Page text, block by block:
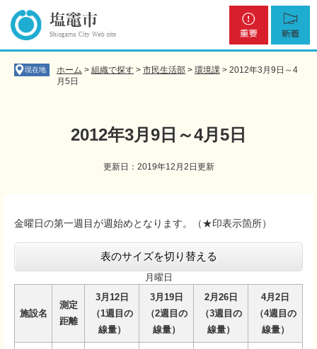
の
ー
現在地 ホーム > 組織で探す > 市民生活部 > 環境課 > 2012年3月9日～4
月5日
2012年3月9日～4月5日
更新日：2019年12月2日更新
金曜日の第一週目が週始めとなります。（★印表示箇所）
表のサイズを切り替える
月曜日
施設名
測定
距離
3月12日
（1週目の
線量）
3月19日
（2週目の
線量）
2月26日
（3週目の
線量）
4月2日
（4週目の
線量）